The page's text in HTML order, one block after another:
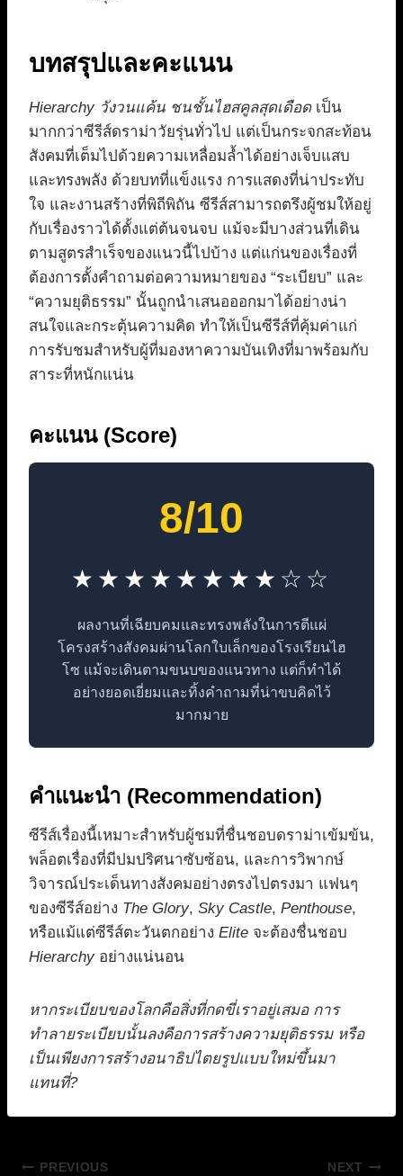
บทสรุปและคะแนน
Hierarchy วังวนแค้น ชนชั้นไฮสคูลสุดเดือดเป็น
มากกว่าซีรีส์ดราม่าวัยรุ่นทั่วไป แต่เป็นกระจกสะท้อน
สังคมที่เต็มไปด้วยความเหลื่อมล้ำได้อย่างเจ็บแสบ
และทรงพลัง ด้วยบทที่แข็งแรง การแสดงที่น่าประทับ
ใจ และงานสร้างที่พิถีพิถัน ซีรีส์สามารถตรึงผู้ชมให้อยู่
กับเรื่องราวได้ตั้งแต่ต้นจนจบ แม้จะมีบางส่วนที่เดิน
ตามสูตรสำเร็จของแนวนี้ไปบ้าง แต่แก่นของเรื่องที่
ต้องการตั้งคำถามต่อความหมายของ “ระเบียบ” และ
“ความยุติธรรม” นั้นถูกนำเสนอออกมาได้อย่างน่า
สนใจและกระตุ้นความคิด ทำให้เป็นซีรีส์ที่คุ้มค่าแก่
การรับชมสำหรับผู้ที่มองหาความบันเทิงที่มาพร้อมกับ
สาระที่หนักแน่น
คะแนน (Score)
8/10
★★★★★★★★☆☆
ผลงานที่เฉียบคมและทรงพลังในการตีแผ่
โครงสร้างสังคมผ่านโลกใบเล็กของโรงเรียนไฮ
โซ แม้จะเดินตามขนบของแนวทาง แต่ก็ทำได้
อย่างยอดเยี่ยมและทิ้งคำถามที่น่าขบคิดไว้
มากมาย
คำแนะนำ (Recommendation)
ซีรีส์เรื่องนี้เหมาะสำหรับผู้ชมที่ชื่นชอบดราม่าเข้มข้น,
พล็อตเรื่องที่มีปมปริศนาซับซ้อน, และการวิพากษ์
วิจารณ์ประเด็นทางสังคมอย่างตรงไปตรงมา แฟนๆ
ของซีรีส์อย่าง The Glory, Sky Castle, Penthouse,
หรือแม้แต่ซีรีส์ตะวันตกอย่าง Elite จะต้องชื่นชอบ
Hierarchy อย่างแน่นอน
หากระเบียบของโลกคือสิ่งที่กดขี่เราอยู่เสมอ การ
ทำลายระเบียบนั้นลงคือการสร้างความยุติธรรม หรือ
เป็นเพียงการสร้างอนาธิปไตยรูปแบบใหม่ขึ้นมา
แทนที่?
PREVIOUS NEXT